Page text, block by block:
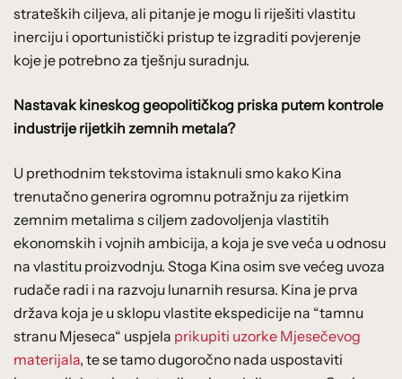
strateških ciljeva, ali pitanje je mogu li riješiti vlastitu
inerciju i oportunistički pristup te izgraditi povjerenje
koje je potrebno za tješnju suradnju.
Nastavak kineskog geopolitičkog priska putem kontrole
industrije rijetkih zemnih metala?
U prethodnim tekstovima istaknuli smo kako Kina
trenutačno generira ogromnu potražnju za rijetkim
zemnim metalima s ciljem zadovoljenja vlastitih
ekonomskih i vojnih ambicija, a koja je sve veća u odnosu
na vlastitu proizvodnju. Stoga Kina osim sve većeg uvoza
rudače radi i na razvoju lunarnih resursa. Kina je prva
država koja je u sklopu vlastite ekspedicije na “tamnu
stranu Mjeseca“ uspjela prikupiti uzorke Mjesečevog
materijala, te se tamo dugoročno nada uspostaviti